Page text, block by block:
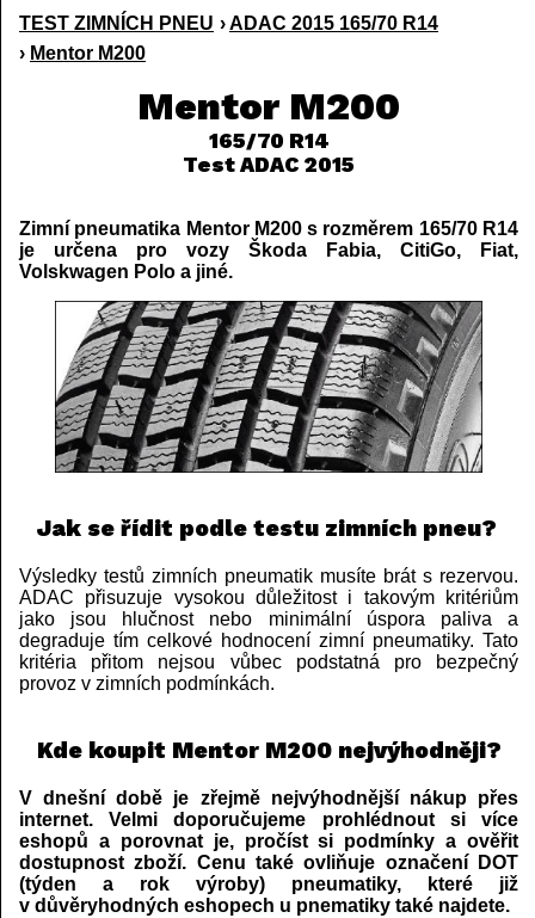
TEST ZIMNÍCH PNEU ›ADAC 2015 165/70 R14
› Mentor M200
Mentor M200
165/70 R14
Test ADAC 2015
Zimní pneumatika Mentor M200 s rozměrem 165/70 R14
je určena pro vozy Škoda Fabia, CitiGo, Fiat,
Volskwagen Polo a jiné.
Jak se řídit podle testu zimních pneu?
Výsledky testů zimních pneumatik musíte brát s rezervou.
ADAC přisuzuje vysokou důležitost i takovým kritériům
jako jsou hlučnost nebo minimální úspora paliva a
degraduje tím celkové hodnocení zimní pneumatiky. Tato
kritéria přitom nejsou vůbec podstatná pro bezpečný
provoz v zimních podmínkách.
Kde koupit Mentor M200 nejvýhodněji?
V dnešní době je zřejmě nejvýhodnější nákup přes
internet. Velmi doporučujeme prohlédnout si více
eshopů a porovnat je, pročíst si podmínky a ověřit
dostupnost zboží. Cenu také ovliňuje označení DOT
(týden a rok výroby) pneumatiky, které již
v důvěryhodných eshopech u pnematiky také najdete.